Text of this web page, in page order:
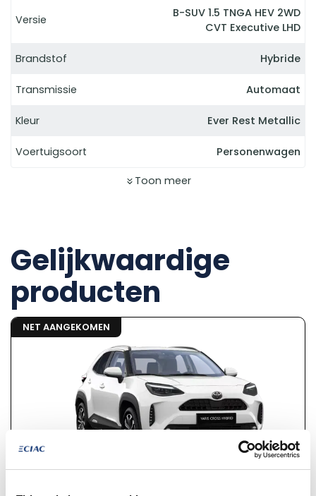
Versie
B-SUV 1.5 TNGA HEV 2WD
CVT Executive LHD
Brandstof Hybride
Transmissie Automaat
Kleur Ever Rest Metallic
Voertuigsoort Personenwagen
Toon meer
Gelijkwaardige
producten
NET AANGEKOMEN